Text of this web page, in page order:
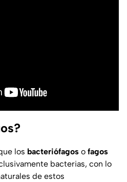
los bacteriófagos o fagos
bacterias, con lo
de estos